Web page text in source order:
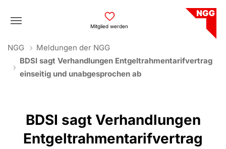
Mitglied werden
You are here:
NGG
Meldungen der NGG
BDSI sagt Verhandlungen Entgeltrahmentarifvertrag
einseitig und unabgesprochen ab
BDSI sagt Verhandlungen
Entgeltrahmentarifvertrag